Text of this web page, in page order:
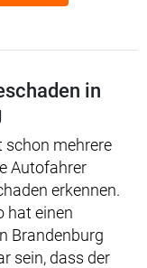
in
schon mehrere
Autofahrer
erkennen.
hat einen
Brandenburg
sein, dass der